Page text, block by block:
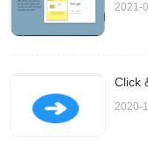
2021-
Click
2020-